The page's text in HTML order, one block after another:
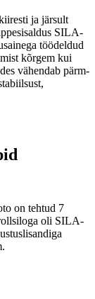
ja järsult
SILA-
töödeldud
kõrgem kui
vähendab pärm-
on tehtud 7
oli SILA-